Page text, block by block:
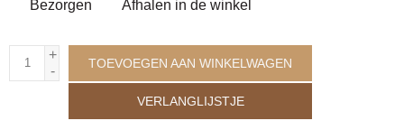
Bezorgen Afhalen in de winkel
+
-
TOEVOEGEN AAN WINKELWAGEN
VERLANGLIJSTJE